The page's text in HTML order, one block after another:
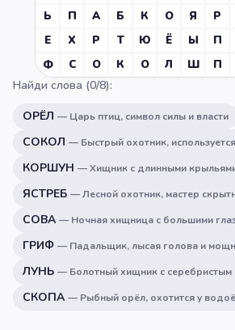
Ь
П А Б К О Я Р
Е
Х Р Т Ю Ё Ы П
Ф
С О К О Л Ш П
Найди слова (0/8):
ОРЁЛ — Царь птиц, символ силы и власти
СОКОЛ — Быстрый охотник,
КОРШУН —Хищник с длинными
ЯСТРЕБ —Лесной охотник, мастер
СОВА — Ночная хищница с большими
ГРИФ — Падальщик, лысая голова и
ЛУНЬ — Болотный хищник с серебристым
СКОПА — Рыбный орёл, охотится у